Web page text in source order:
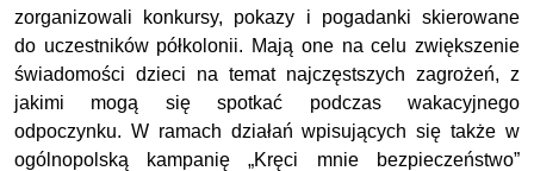
zorganizowali konkursy, pokazy i pogadanki skierowane
do uczestników półkolonii. Mają one na celu zwiększenie
świadomości dzieci na temat najczęstszych zagrożeń, z
jakimi mogą się spotkać podczas wakacyjnego
odpoczynku. W ramach działań wpisujących się także w
ogólnopolską kampanię „Kręci mnie bezpieczeństwo”